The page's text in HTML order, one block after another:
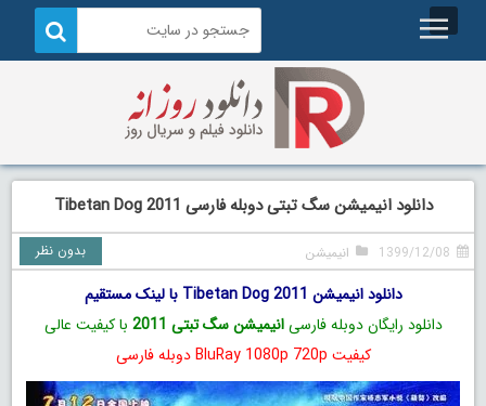
دانلود انیمیشن سگ تبتی دوبله فارسی Tibetan Dog 2011
1399/12/08 انیمیشن بدون نظر
دانلود انیمیشن Tibetan Dog 2011 با لینک مستقیم
دانلود رایگان دوبله فارسیانیمیشن سگ تبتی 2011
با کیفیت عالی
کیفیت BluRay 1080p 720p دوبله فارسی